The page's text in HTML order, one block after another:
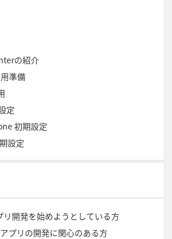
の紹介
準備
定
初期設定
設定
開発を始めようとしている方
プリの開発に関心のある方